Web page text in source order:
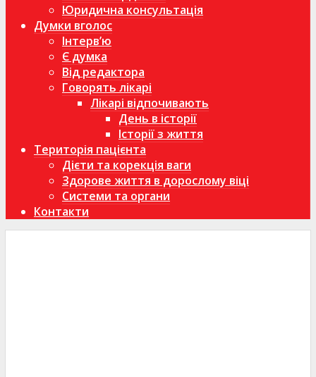
Юридична консультація
Думки вголос
Інтерв’ю
Є думка
Від редактора
Говорять лікарі
Лікарі відпочивають
День в історії
Історії з життя
Територія пацієнта
Дієти та корекція ваги
Здорове життя в дорослому віці
Системи та органи
Контакти